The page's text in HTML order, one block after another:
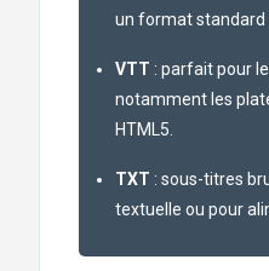
un format standard
VTT : parfait pour
notamment les
HTML5.
TXT : sous-titres
textuelle ou pour